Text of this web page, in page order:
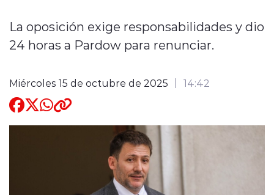
Quienes Somos
modo claro
La oposición exige responsabilidades y dio
24 horas a Pardow para renunciar.
Miércoles 15 de octubre de 2025 14:42